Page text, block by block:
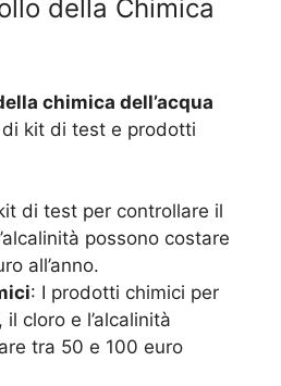
della Chimica
chimica dell’acqua
di kit di test e prodotti
di test per controllare il
possono costare
all’anno.
: I prodotti chimici per
cloro e l’alcalinità
tra 50 e 100 euro